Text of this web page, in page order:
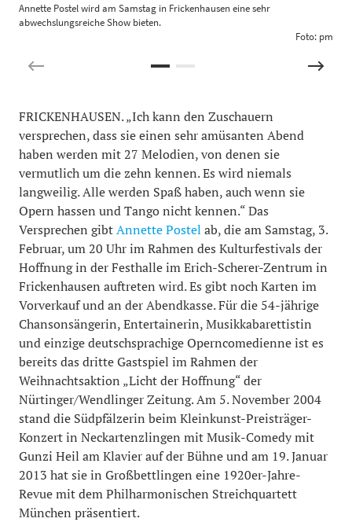
Annette Postel wird am Samstag in Frickenhausen eine sehr
abwechslungsreiche Show bieten.
Foto: pm
FRICKENHAUSEN. „Ich kann den Zuschauern
versprechen, dass sie einen sehr amüsanten Abend
haben werden mit 27 Melodien, von denen sie
vermutlich um die zehn kennen. Es wird niemals
langweilig. Alle werden Spaß haben, auch wenn sie
Opern hassen und Tango nicht kennen.“ Das
Versprechen gibtAnnette Postel ab, die am Samstag, 3.
Februar, um 20 Uhr im Rahmen des Kulturfestivals der
Hoffnung in der Festhalle im Erich-Scherer-Zentrum in
Frickenhausen auftreten wird. Es gibt noch Karten im
Vorverkauf und an der Abendkasse. Für die 54-jährige
Chansonsängerin, Entertainerin, Musikkabarettistin
und einzige deutschsprachige Operncomedienne ist es
bereits das dritte Gastspiel im Rahmen der
Weihnachtsaktion „Licht der Hoffnung“ der
Nürtinger/Wendlinger Zeitung. Am 5. November 2004
stand die Südpfälzerin beim Kleinkunst-Preisträger-
Konzert in Neckartenzlingen mit Musik-Comedy mit
Gunzi Heil am Klavier auf der Bühne und am 19. Januar
2013 hat sie in Großbettlingen eine 1920er-Jahre-
Revue mit dem Philharmonischen Streichquartett
München präsentiert.